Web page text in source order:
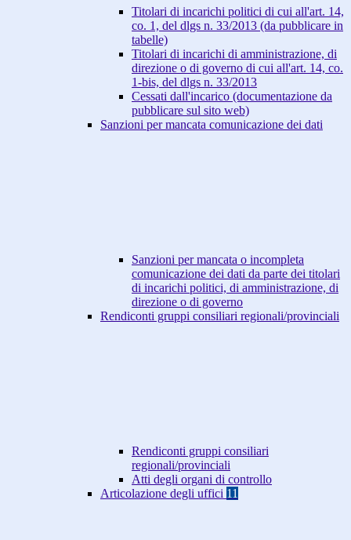
Titolari di incarichi politici di cui all'art. 14,
co. 1, del dlgs n. 33/2013 (da pubblicare in
tabelle)
Titolari di incarichi di amministrazione, di
direzione o di governo di cui all'art. 14, co.
1-bis, del dlgs n. 33/2013
Cessati dall'incarico (documentazione da
pubblicare sul sito web)
Sanzioni per mancata comunicazione dei dati
Sanzioni per mancata o incompleta
comunicazione dei dati da parte dei titolari
di incarichi politici, di amministrazione, di
direzione o di governo
Rendiconti gruppi consiliari regionali/provinciali
Rendiconti gruppi consiliari
regionali/provinciali
Atti degli organi di controllo
Articolazione degli uffici 11